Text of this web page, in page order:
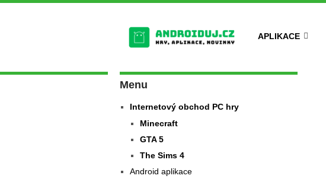
APLIKACE
Menu
Internetový obchod PC hry
Minecraft
GTA 5
The Sims 4
Android aplikace